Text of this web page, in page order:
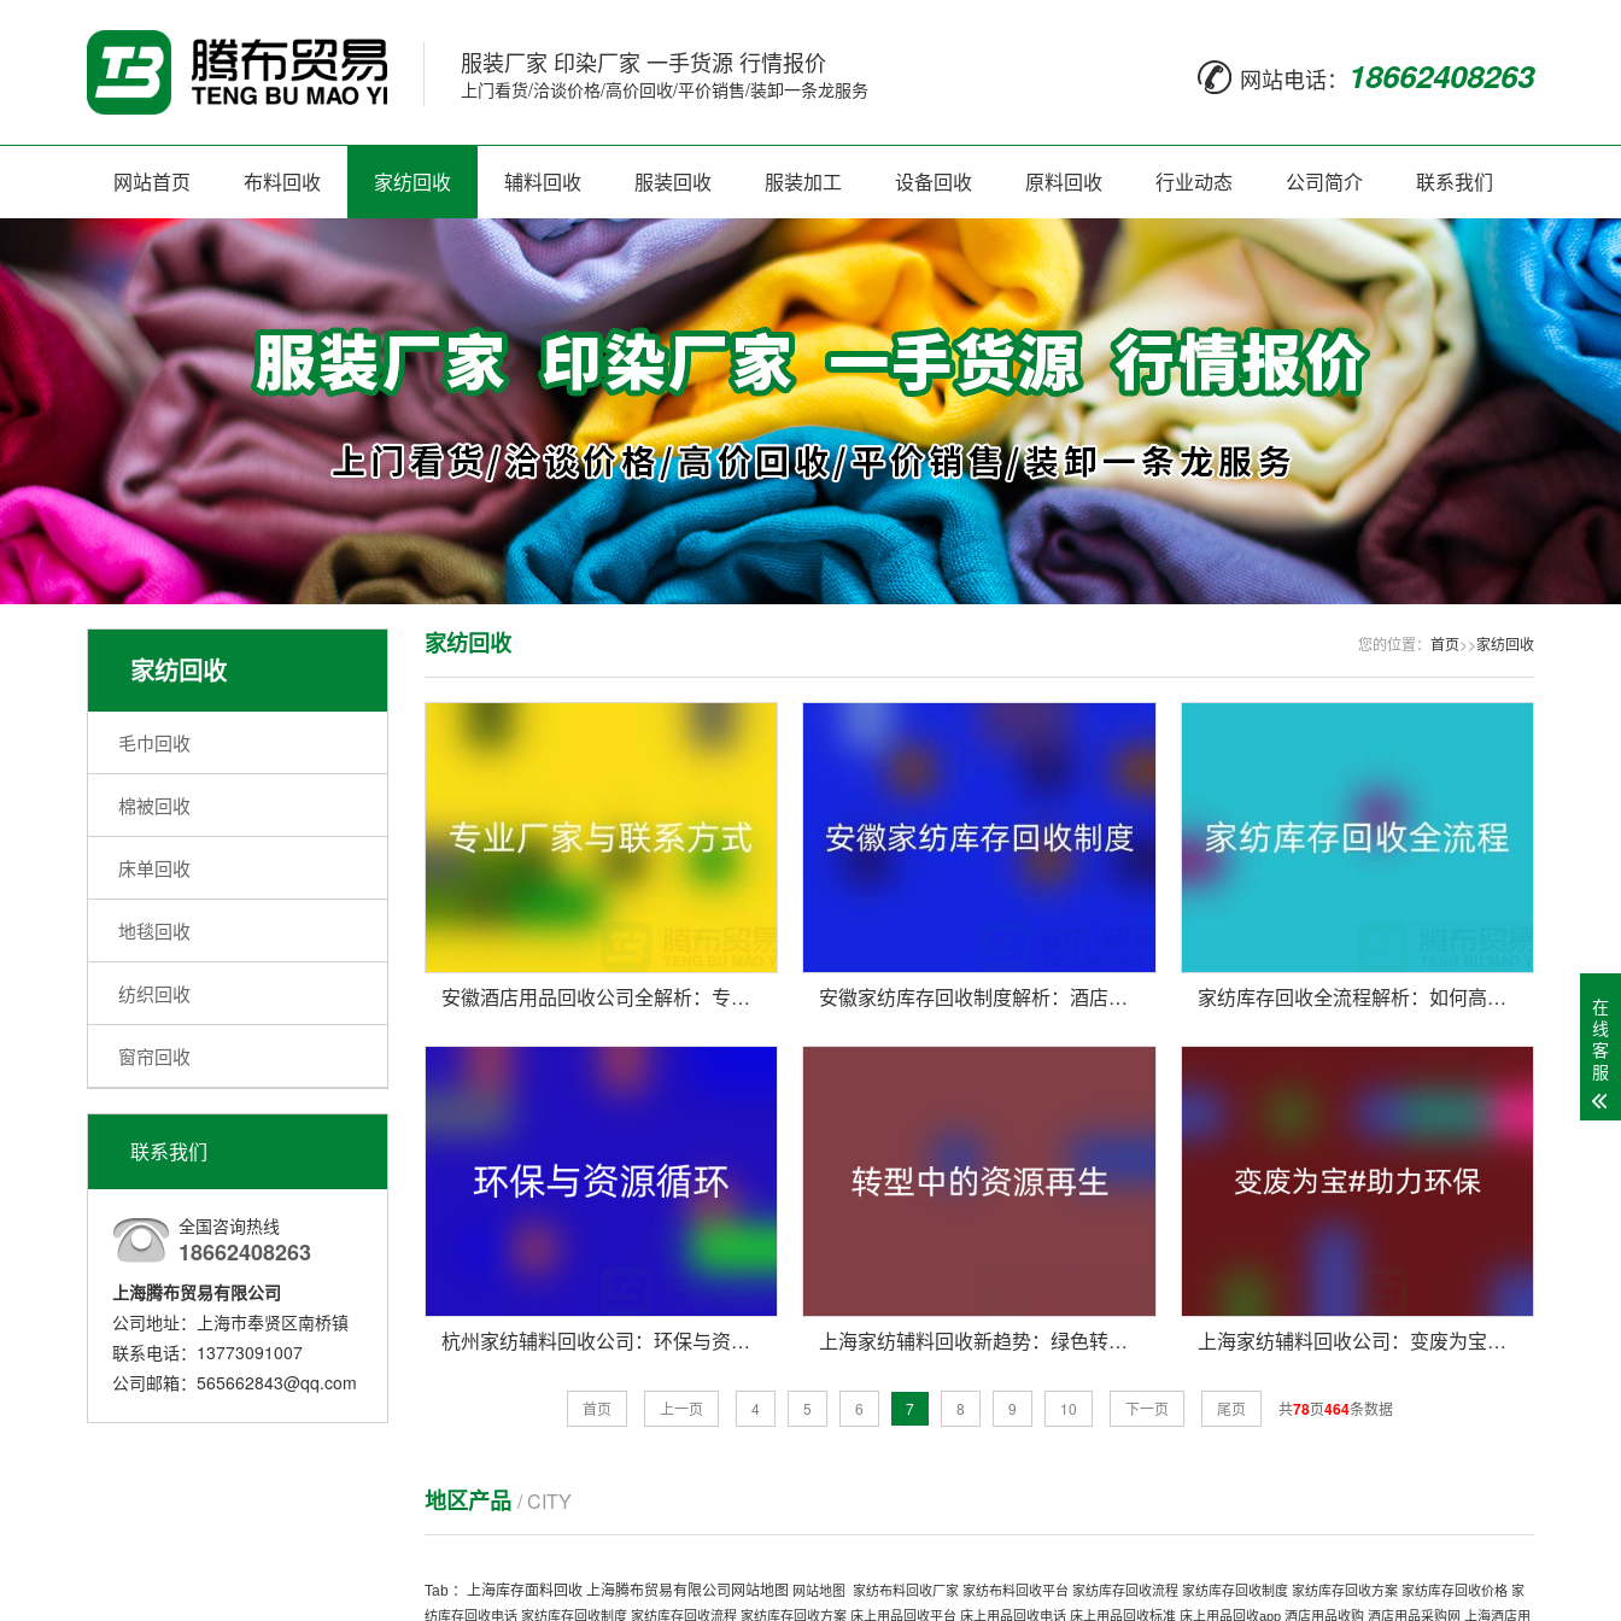
服装厂家 印染厂家 一手货源 行情报价
上门看货/洽谈价格/高价回收/平价销售/装卸一条龙服务 网站电话： 18662408263
网站首页 布料回收 家纺回收 辅料回收 服装回收 服装加工 设备回收 原料回收 行业动态 公司简介 联系我们
家纺回收
毛巾回收
棉被回收
床单回收
地毯回收
纺织回收
窗帘回收
联系我们
全国咨询热线
18662408263
上海腾布贸易有限公司
公司地址：上海市奉贤区南桥镇
联系电话：13773091007
公司邮箱：565662843@qq.com
您的位置： 首页>>家纺回收
家纺回收
安徽酒店用品回收公司全解析：专业厂家与联系方式指南 安徽家纺库存回收制度解析：酒店用品公司如何制定标准化流程？ 家纺库存回收全流程解析：如何高效处理积压库存？
杭州家纺辅料回收公司：环保与资源循环的有力践行者 上海家纺辅料回收新趋势：绿色转型中的资源再生密码 上海家纺辅料回收公司：变废为宝，助力环保与行业发展
首页 上一页 4 5 6 7 8 9 10 下一页 尾页 共78页464条数据
地区产品 / CITY
Tab ： 上海库存面料回收 上海腾布贸易有限公司网站地图 网站地图 家纺布料回收厂家 家纺布料回收平台 家纺库存回收流程 家纺库存回收制度 家纺库存回收方案 家纺库存回收价格 家
纺库存回收电话 家纺库存回收制度 家纺库存回收流程 家纺库存回收方案 床上用品回收平台 床上用品回收电话 床上用品回收标准 床上用品回收app 酒店用品收购 酒店用品采购网 上海酒店用
在
线
客
服